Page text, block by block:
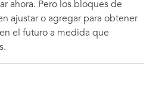
ahora. Pero los bloques de
ajustar o agregar para obtener
el futuro a medida que